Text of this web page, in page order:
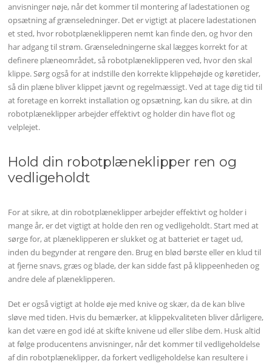
anvisninger nøje, når det kommer til montering af ladestationen og
opsætning af grænseledninger. Det er vigtigt at placere ladestationen
et sted, hvor robotplæneklipperen nemt kan finde den, og hvor den
har adgang til strøm. Grænseledningerne skal lægges korrekt for at
definere plæneområdet, så robotplæneklipperen ved, hvor den skal
klippe. Sørg også for at indstille den korrekte klippehøjde og køretider,
så din plæne bliver klippet jævnt og regelmæssigt. Ved at tage dig tid til
at foretage en korrekt installation og opsætning, kan du sikre, at din
robotplæneklipper arbejder effektivt og holder din have flot og
velplejet.
Hold din robotplæneklipper ren og
vedligeholdt
For at sikre, at din robotplæneklipper arbejder effektivt og holder i
mange år, er det vigtigt at holde den ren og vedligeholdt. Start med at
sørge for, at plæneklipperen er slukket og at batteriet er taget ud,
inden du begynder at rengøre den. Brug en blød børste eller en klud til
at fjerne snavs, græs og blade, der kan sidde fast på klippeenheden og
andre dele af plæneklipperen.
Det er også vigtigt at holde øje med knive og skær, da de kan blive
sløve med tiden. Hvis du bemærker, at klippekvaliteten bliver dårligere,
kan det være en god idé at skifte knivene ud eller slibe dem. Husk altid
at følge producentens anvisninger, når det kommer til vedligeholdelse
af din robotplæneklipper, da forkert vedligeholdelse kan resultere i